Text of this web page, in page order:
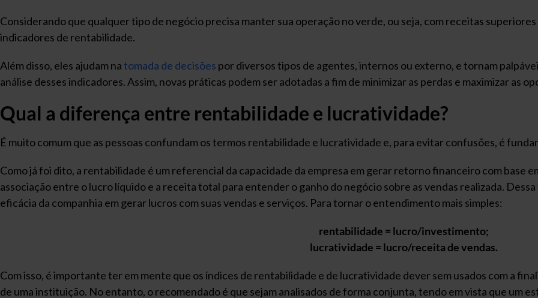
Considerando que qualquer tipo de negócio precisa manter sua operação no verde, ou seja, com receitas
indicadores de rentabilidade.
Além disso, eles ajudam na tomada de decisões por diversos tipos de agentes, internos ou externo, e tornam
análise desses indicadores. Assim, novas práticas podem ser adotadas a fim de minimizar as perdas e maximizar
Qual a diferença entre rentabilidade e lucratividade?
É muito comum que as pessoas confundam os termos rentabilidade e lucratividade e, para evitar confusões, é
Como já foi dito, a rentabilidade é um referencial da capacidade da empresa em gerar retorno financeiro com base
associação entre o lucro líquido e a receita total para entender o ganho do negócio sobre as vendas realizada.
eficácia da companhia em gerar lucros com suas vendas e serviços. Para tornar o entendimento mais simples:
rentabilidade = lucro/investimento;
lucratividade = lucro/receita de vendas.
Com isso, é importante ter em mente que os índices de rentabilidade e de lucratividade dever sem usados com a
de uma instituição. No entanto, o recomendado é que sejam analisados de forma conjunta, tendo em vista que um